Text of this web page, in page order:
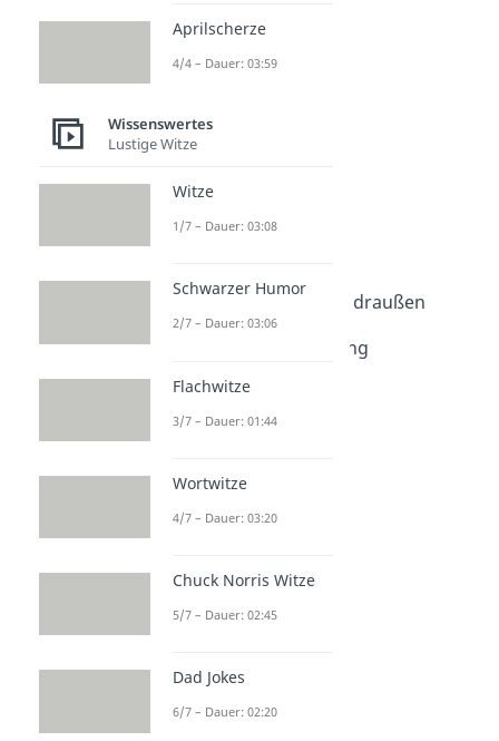
Weitere Inhalte:
Wissenswertes
Was bedeutet...?
Nachts ist es kälter als draußen
Dauer: 02:00
Handzeichen Bedeutung
Was bedeutet 420?
Dauer: 02:01
Made in PRC
Bubatz
Vibes Bedeutung
Aprilscherze
4/4 – Dauer: 03:59
Wissenswertes
Lustige Witze
Witze
1/7 – Dauer: 03:08
Schwarzer Humor
2/7 – Dauer: 03:06
Flachwitze
3/7 – Dauer: 01:44
Wortwitze
4/7 – Dauer: 03:20
Chuck Norris Witze
5/7 – Dauer: 02:45
Dad Jokes
6/7 – Dauer: 02:20